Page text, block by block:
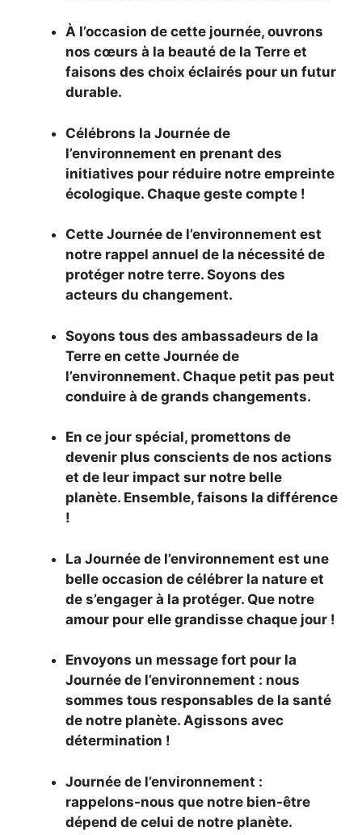
À l’occasion de cette journée, ouvrons
nos cœurs à la beauté de la Terre et
faisons des choix éclairés pour un futur
durable.
Célébrons la Journée de
l’environnement en prenant des
initiatives pour réduire notre empreinte
écologique. Chaque geste compte !
Cette Journée de l’environnement est
notre rappel annuel de la nécessité de
protéger notre terre. Soyons des
acteurs du changement.
Soyons tous des ambassadeurs de la
Terre en cette Journée de
l’environnement. Chaque petit pas peut
conduire à de grands changements.
En ce jour spécial, promettons de
devenir plus conscients de nos actions
et de leur impact sur notre belle
planète. Ensemble, faisons la différence
!
La Journée de l’environnement est une
belle occasion de célébrer la nature et
de s’engager à la protéger. Que notre
amour pour elle grandisse chaque jour !
Envoyons un message fort pour la
Journée de l’environnement : nous
sommes tous responsables de la santé
de notre planète. Agissons avec
détermination !
Journée de l’environnement :
rappelons-nous que notre bien-être
dépend de celui de notre planète.